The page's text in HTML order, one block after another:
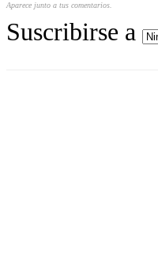
Aparece junto a tus comentarios.
Suscribirse a